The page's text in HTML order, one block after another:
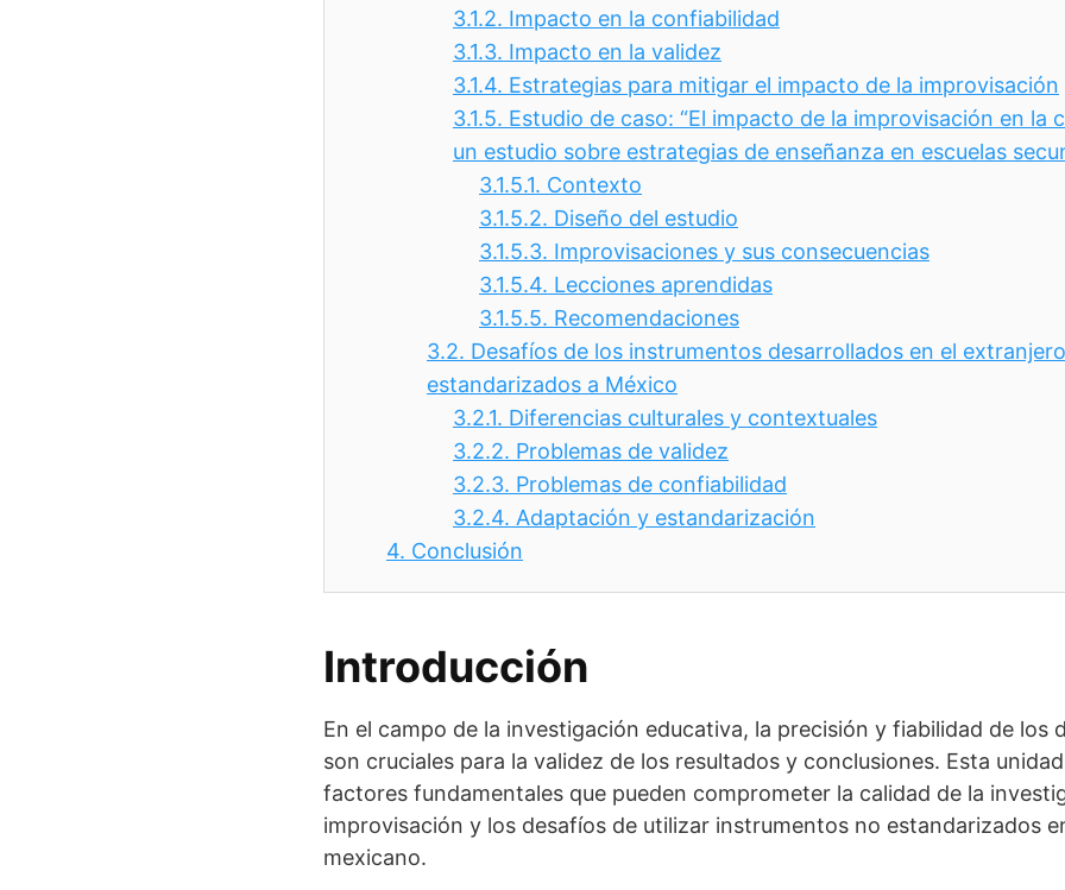
3.1.2. Impacto en la confiabilidad
3.1.3. Impacto en la validez
3.1.4. Estrategias para mitigar el impacto de la improvisación
3.1.5. Estudio de caso: “El impacto de la improvisación en la
un estudio sobre estrategias de enseñanza en escuelas
3.1.5.1. Contexto
3.1.5.2. Diseño del estudio
3.1.5.3. Improvisaciones y sus consecuencias
3.1.5.4. Lecciones aprendidas
3.1.5.5. Recomendaciones
3.2. Desafíos de los instrumentos desarrollados en el
estandarizados a México
3.2.1. Diferencias culturales y contextuales
3.2.2. Problemas de validez
3.2.3. Problemas de confiabilidad
3.2.4. Adaptación y estandarización
4. Conclusión
Introducción
En el campo de la investigación educativa, la precisión y fiabilidad de los
son cruciales para la validez de los resultados y conclusiones. Esta
factores fundamentales que pueden comprometer la calidad de la
improvisación y los desafíos de utilizar instrumentos no estandarizados
mexicano.